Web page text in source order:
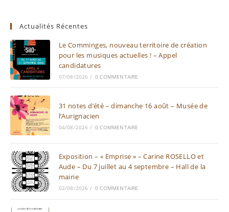
Actualités Récentes
Le Comminges, nouveau territoire de création
pour les musiques actuelles ! – Appel
candidatures
07/08/2026 / 0 COMMENTAIRE
31 notes d’été – dimanche 16 août – Musée de
l’Aurignacien
04/08/2026 / 0 COMMENTAIRE
Exposition – « Emprise » – Carine ROSELLO et
Aude – Du 7 juillet au 4 septembre – Hall de la
mairie
02/08/2026 / 0 COMMENTAIRE